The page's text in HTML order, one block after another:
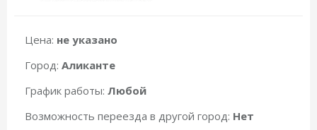
Цена: не указано
Город: Аликанте
График работы: Любой
Возможность переезда в другой город: Нет